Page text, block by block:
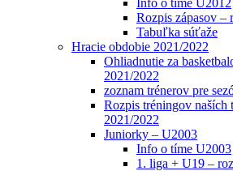
Rozpis zápasov –
Tabuľka súťaže
Hracie obdobie 2021/2022
Ohliadnutie za
2021/2022
zoznam trénerov pre
Rozpis tréningov naších
2021/2022
Juniorky – U2003
Info o tíme U2003
1. liga + U19 –